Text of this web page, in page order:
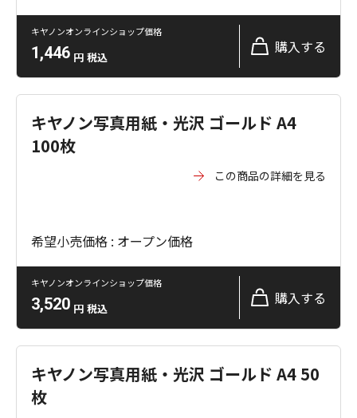
キヤノンオンラインショップ価格
1,446 円 税込
購入する
キヤノン写真用紙・光沢 ゴールド A4
100枚
この商品の詳細を見る
希望小売価格 : オープン価格
キヤノンオンラインショップ価格
3,520 円 税込
購入する
キヤノン写真用紙・光沢 ゴールド A4 50
枚